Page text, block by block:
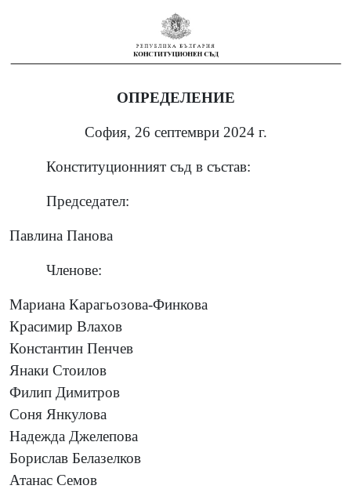
ОПРЕДЕЛЕНИЕ
София, 26 септември 2024 г.
Конституционният съд в състав:
Председател:
Павлина Панова
Членове:
Мариана Карагьозова-Финкова
Красимир Влахов
Константин Пенчев
Янаки Стоилов
Филип Димитров
Соня Янкулова
Надежда Джелепова
Борислав Белазелков
Атанас Семов